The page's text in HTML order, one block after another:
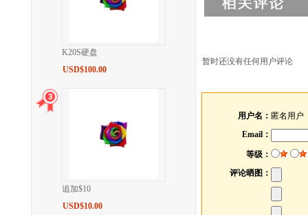
K20S硬盘
USD$100.00
追加$10
USD$10.00
暂时还没有任何用户评论
用户名： 匿名用户
Email：
等级：
评论晒图：